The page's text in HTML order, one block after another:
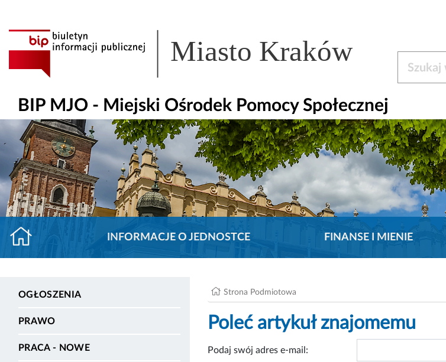
Miasto Kraków
BIP MJO - Miejski Ośrodek Pomocy Społecznej
INFORMACJE O JEDNOSTCE FINANSE I MIENIE
OGŁOSZENIA
PRAWO
PRACA - NOWE
Strona Podmiotowa
Poleć artykuł znajomemu
Podaj swój adres e-mail: